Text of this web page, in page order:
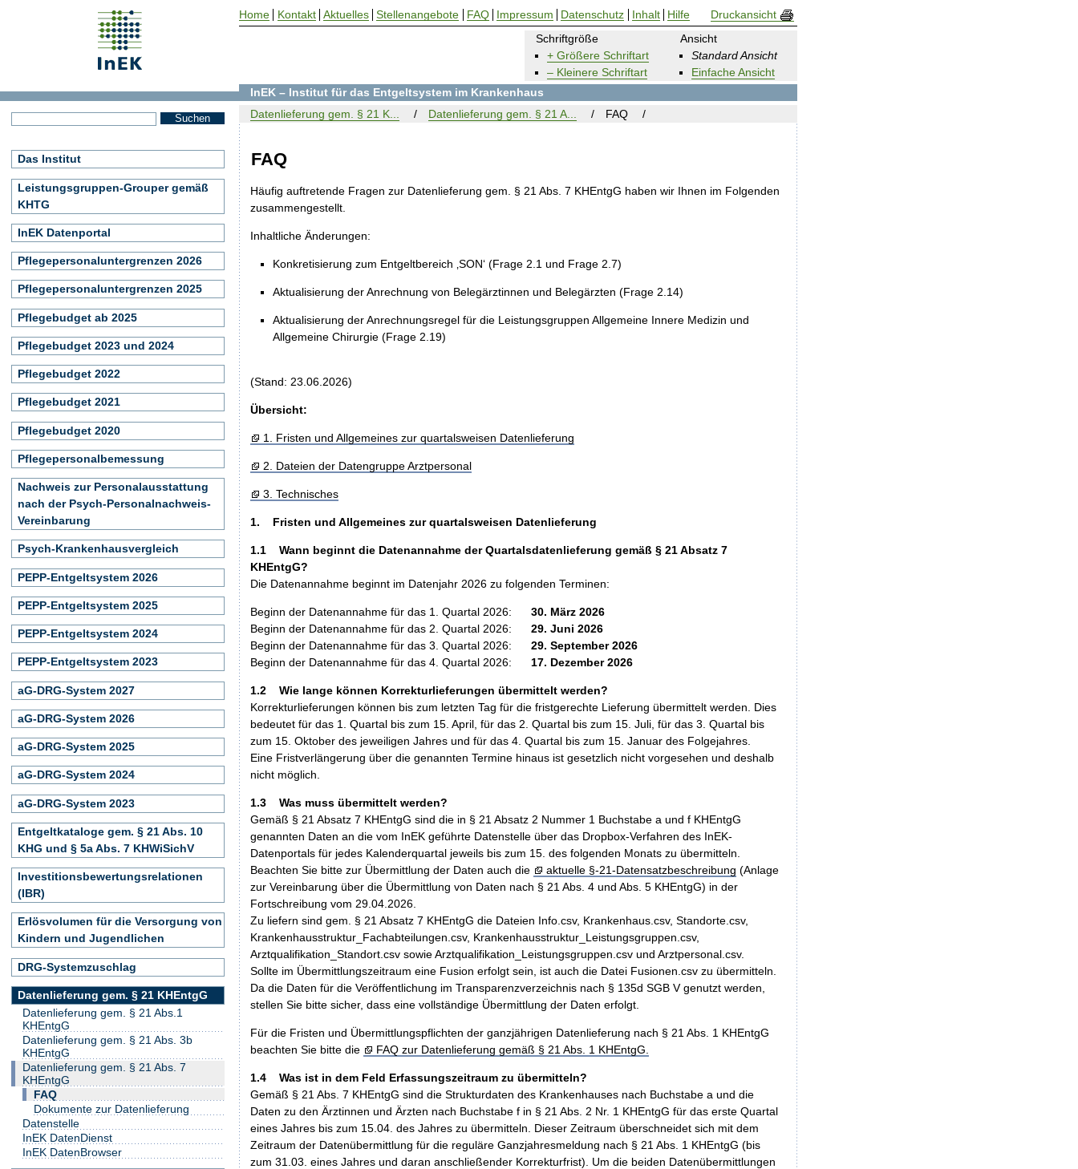
FAQ
Schriftgröße
+ Größere Schriftart
– Kleinere Schriftart
Ansicht
Standard Ansicht
Einfache Ansicht
Häufig auftretende Fragen zur Datenlieferung gem. § 21 Abs. 7 KHEntgG haben wir Ihnen im Folgenden
zusammengestellt.
Inhaltliche Änderungen:
Konkretisierung zum Entgeltbereich ‚SON‘ (Frage 2.1 und Frage 2.7)
Aktualisierung der Anrechnung von Belegärztinnen und Belegärzten (Frage 2.14)
Aktualisierung der Anrechnungsregel für die Leistungsgruppen Allgemeine Innere Medizin und
Allgemeine Chirurgie (Frage 2.19)
(Stand: 23.06.2026)
Übersicht:
1. Fristen und Allgemeines zur quartalsweisen Datenlieferung
2. Dateien der Datengruppe Arztpersonal
3. Technisches
1. Fristen und Allgemeines zur quartalsweisen Datenlieferung
1.1 Wann beginnt die Datenannahme der Quartalsdatenlieferung gemäß § 21 Absatz 7
KHEntgG?
Die Datenannahme beginnt im Datenjahr 2026 zu folgenden Terminen:
Beginn der Datenannahme für das 1. Quartal 2026:30. März 2026
Beginn der Datenannahme für das 2. Quartal 2026:29. Juni 2026
Beginn der Datenannahme für das 3. Quartal 2026:29. September 2026
Beginn der Datenannahme für das 4. Quartal 2026: 17. Dezember 2026
1.2 Wie lange können Korrekturlieferungen übermittelt werden?
Korrekturlieferungen können bis zum letzten Tag für die fristgerechte Lieferung übermittelt werden. Dies
bedeutet für das 1. Quartal bis zum 15. April, für das 2. Quartal bis zum 15. Juli, für das 3. Quartal bis
zum 15. Oktober des jeweiligen Jahres und für das 4. Quartal bis zum 15. Januar des Folgejahres.
Eine Fristverlängerung über die genannten Termine hinaus ist gesetzlich nicht vorgesehen und deshalb
nicht möglich.
1.3 Was muss übermittelt werden?
Gemäß § 21 Absatz 7 KHEntgG sind die in § 21 Absatz 2 Nummer 1 Buchstabe a und f KHEntgG
genannten Daten an die vom InEK geführte Datenstelle über das Dropbox-Verfahren des InEK-
Datenportals für jedes Kalenderquartal jeweils bis zum 15. des folgenden Monats zu übermitteln.
Beachten Sie bitte zur Übermittlung der Daten auch die
aktuelle §-21-Datensatzbeschreibung (Anlage
zur Vereinbarung über die Übermittlung von Daten nach § 21 Abs. 4 und Abs. 5 KHEntgG) in der
Fortschreibung vom 29.04.2026.
Zu liefern sind gem. § 21 Absatz 7 KHEntgG die Dateien Info.csv, Krankenhaus.csv, Standorte.csv,
Krankenhausstruktur_Fachabteilungen.csv, Krankenhausstruktur_Leistungsgruppen.csv,
Arztqualifikation_Standort.csv sowie Arztqualifikation_Leistungsgruppen.csv und Arztpersonal.csv.
Sollte im Übermittlungszeitraum eine Fusion erfolgt sein, ist auch die Datei Fusionen.csv zu übermitteln.
Da die Daten für die Veröffentlichung im Transparenzverzeichnis nach § 135d SGB V genutzt werden,
stellen Sie bitte sicher, dass eine vollständige Übermittlung der Daten erfolgt.
Für die Fristen und Übermittlungspflichten der ganzjährigen Datenlieferung nach § 21 Abs. 1 KHEntgG
beachten Sie bitte die
FAQ zur Datenlieferung gemäß § 21 Abs. 1 KHEntgG.
1.4 Was ist in dem Feld Erfassungszeitraum zu übermitteln?
Gemäß § 21 Abs. 7 KHEntgG sind die Strukturdaten des Krankenhauses nach Buchstabe a und die
Daten zu den Ärztinnen und Ärzten nach Buchstabe f in § 21 Abs. 2 Nr. 1 KHEntgG für das erste Quartal
eines Jahres bis zum 15.04. des Jahres zu übermitteln. Dieser Zeitraum überschneidet sich mit dem
Zeitraum der Datenübermittlung für die reguläre Ganzjahresmeldung nach § 21 Abs. 1 KHEntgG (bis
zum 31.03. eines Jahres und daran anschließender Korrekturfrist). Um die beiden Datenübermittlungen
InEK – Institut für das Entgeltsystem im Krankenhaus
Datenlieferung gem. § 21 K...
Datenlieferung gem. § 21 A... FAQ
Das Institut
Leistungsgruppen-Grouper gemäß
KHTG
InEK Datenportal
Pflegepersonaluntergrenzen 2026
Pflegepersonaluntergrenzen 2025
Pflegebudget ab 2025
Pflegebudget 2023 und 2024
Pflegebudget 2022
Pflegebudget 2021
Pflegebudget 2020
Pflegepersonalbemessung
Nachweis zur Personalausstattung
nach der Psych-Personalnachweis-
Vereinbarung
Psych-Krankenhausvergleich
PEPP-Entgeltsystem 2026
PEPP-Entgeltsystem 2025
PEPP-Entgeltsystem 2024
PEPP-Entgeltsystem 2023
aG-DRG-System 2027
aG-DRG-System 2026
aG-DRG-System 2025
aG-DRG-System 2024
aG-DRG-System 2023
Entgeltkataloge gem. § 21 Abs. 10
KHG und § 5a Abs. 7 KHWiSichV
Investitionsbewertungsrelationen
(IBR)
Erlösvolumen für die Versorgung von
Kindern und Jugendlichen
DRG-Systemzuschlag
Datenlieferung gem. § 21 KHEntgG
Datenlieferung gem. § 21 Abs.1
KHEntgG
Datenlieferung gem. § 21 Abs. 3b
KHEntgG
Datenlieferung gem. § 21 Abs. 7
KHEntgG
FAQ
Dokumente zur Datenlieferung
Datenstelle
InEK DatenDienst
InEK DatenBrowser
Home Kontakt Aktuelles Stellenangebote FAQ Impressum Datenschutz Inhalt Hilfe Druckansicht